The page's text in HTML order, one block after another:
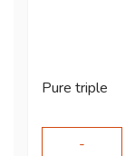
Pure triple
-